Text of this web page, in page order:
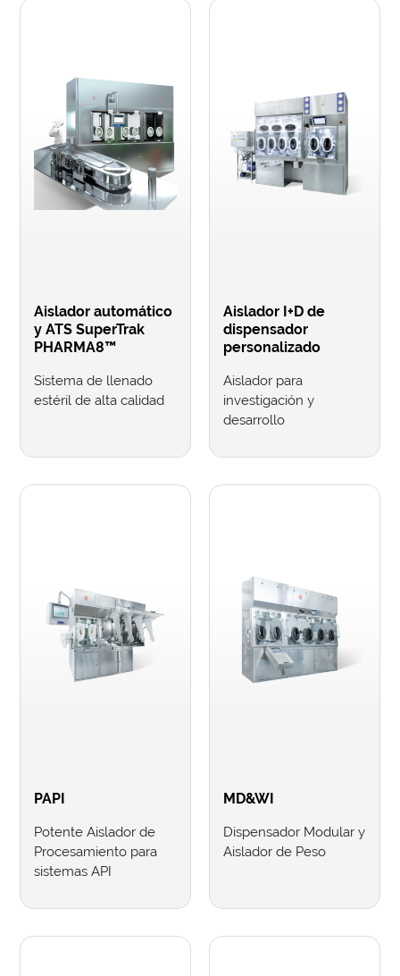
Aislador automático
y ATS SuperTrak
PHARMA8™
Sistema de llenado
estéril de alta calidad
Aislador I+D de
dispensador
personalizado
Aislador para
investigación y
desarrollo
PAPI
Potente Aislador de
Procesamiento para
sistemas API
MD&WI
Dispensador Modular y
Aislador de Peso